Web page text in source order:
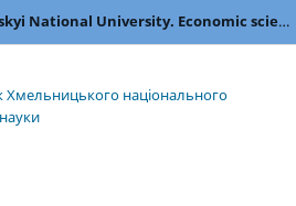
Herald of Khmelnytskyi National University. Economic sciences
Хмельницького національного